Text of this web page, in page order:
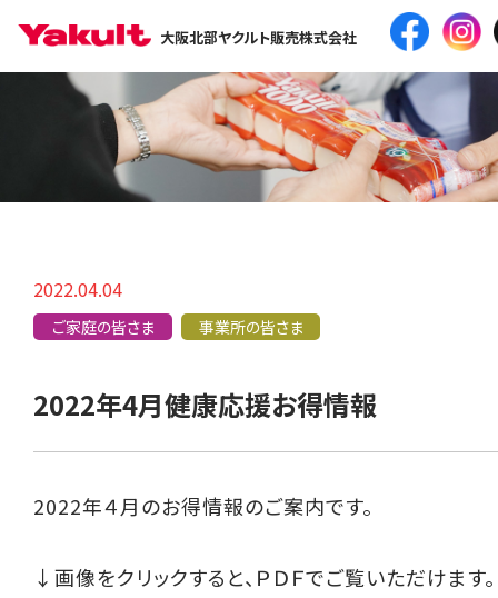
大阪北部ヤクルト販売株式会社
2022.04.04
ご家庭の皆さま 事業所の皆さま
2022年4月健康応援お得情報
2022年４月のお得情報のご案内です。
↓画像をクリックすると、ＰＤＦでご覧いただけます。